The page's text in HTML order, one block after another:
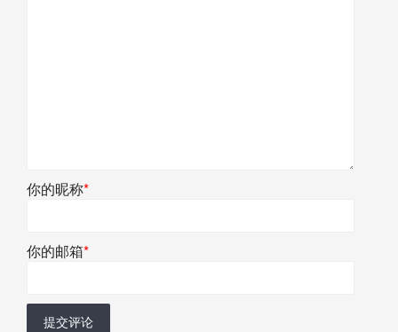
你的昵称*
你的邮箱*
提交评论